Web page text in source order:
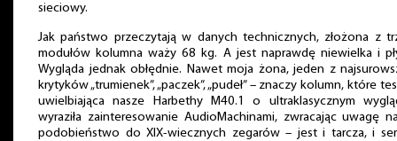
sieciowy.
Jak państwo przeczytają w danych technicznych, złożona z
modułów kolumna waży 68 kg. A jest naprawdę niewielka i
Wygląda jednak obłędnie. Nawet moja żona, jeden z
krytyków „trumienek”, „paczek”, „pudeł” – znaczy kolumn, które
uwielbiająca nasze Harbethy M40.1 o ultraklasycznym
wyraziła zainteresowanie AudioMachinami, zwracając uwagę
podobieństwo do XIX-wiecznych zegarów – jest i tarcza, i